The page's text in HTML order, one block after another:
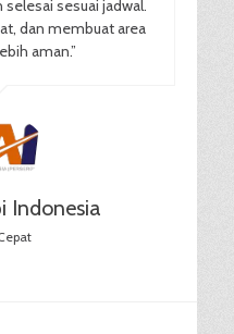
sesuai jadwal.
dan membuat area
aman.”
Indonesia